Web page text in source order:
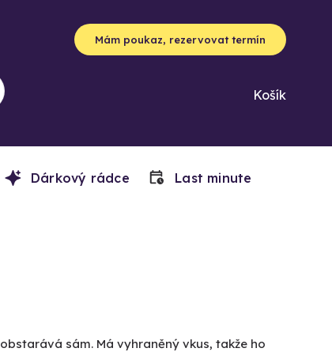
Mám poukaz, rezervovat termín
Košík
Dárkový rádce Last minute
sám. Má vyhraněný vkus, takže ho